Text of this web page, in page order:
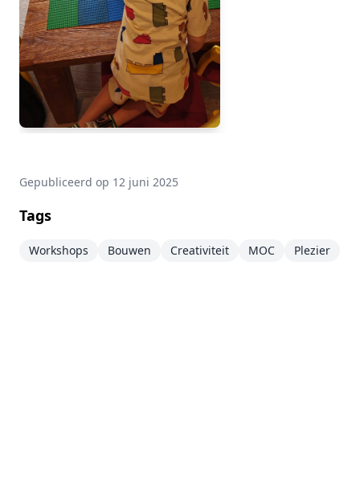
Gepubliceerd op 12 juni 2025
Tags
Workshops Bouwen Creativiteit MOC Plezier